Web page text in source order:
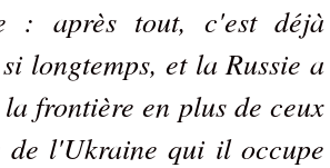
: après tout, c'est déjà
longtemps, et la Russie a
frontière en plus de ceux
de l'Ukraine qui il occupe